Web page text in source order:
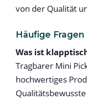
von der Qualität
Häufige
Was ist
Tragbarer Mini
hochwertiges